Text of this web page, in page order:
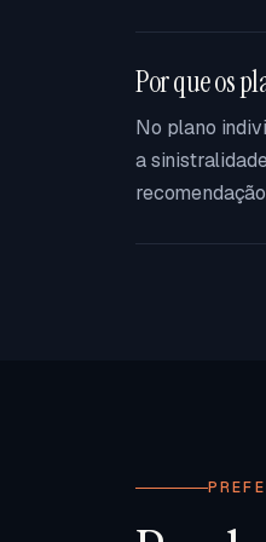
Por que os
No plano
a